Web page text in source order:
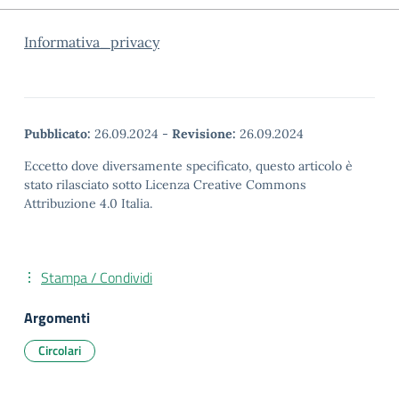
Informativa_privacy
Pubblicato: 26.09.2024 - Revisione: 26.09.2024
Eccetto dove diversamente specificato, questo articolo è
stato rilasciato sotto Licenza Creative Commons
Attribuzione 4.0 Italia.
Stampa / Condividi
Argomenti
Circolari